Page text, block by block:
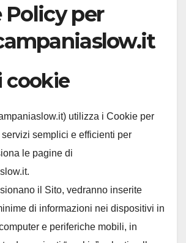
Policy per
cookie
utilizza i Cookie per
semplici e efficienti per
le pagine di
il Sito, vedranno inserite
di informazioni nei dispositivi in
e periferiche mobili, in